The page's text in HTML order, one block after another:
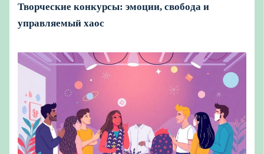
Творческие конкурсы: эмоции, свобода и
управляемый хаос